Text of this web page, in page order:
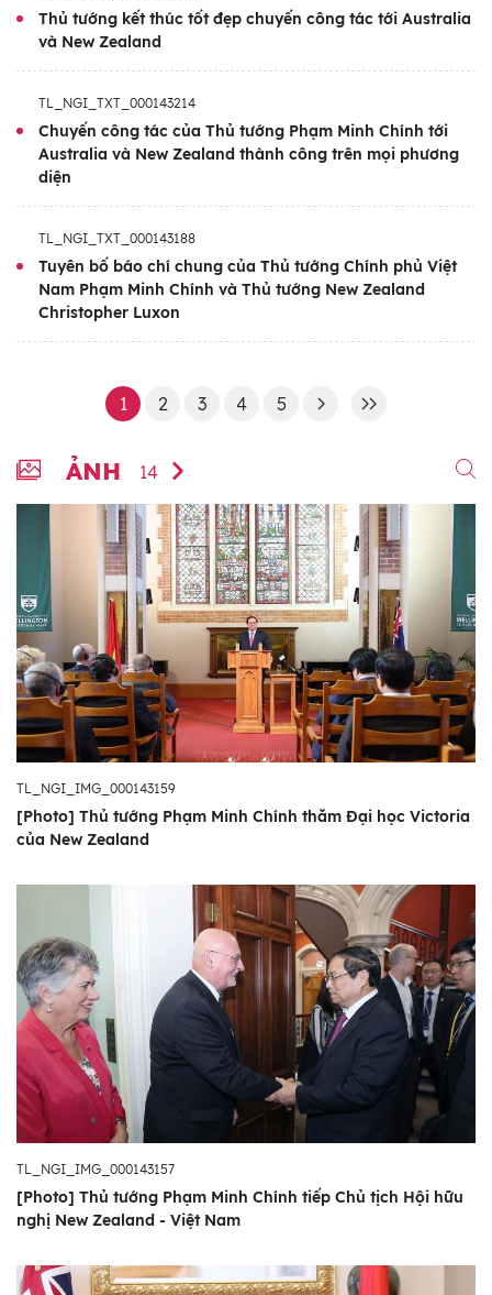
Thủ tướng kết thúc tốt đẹp chuyến công tác tới Australia
và New Zealand
TL_NGI_TXT_000143214
Chuyến công tác của Thủ tướng Phạm Minh Chính tới
Australia và New Zealand thành công trên mọi phương
diện
TL_NGI_TXT_000143188
Tuyên bố báo chí chung của Thủ tướng Chính phủ Việt
Nam Phạm Minh Chính và Thủ tướng New Zealand
Christopher Luxon
1 2 3 4 5
ẢNH 14
TL_NGI_IMG_000143159
[Photo] Thủ tướng Phạm Minh Chính thăm Đại học Victoria
của New Zealand
TL_NGI_IMG_000143157
[Photo] Thủ tướng Phạm Minh Chính tiếp Chủ tịch Hội hữu
nghị New Zealand - Việt Nam